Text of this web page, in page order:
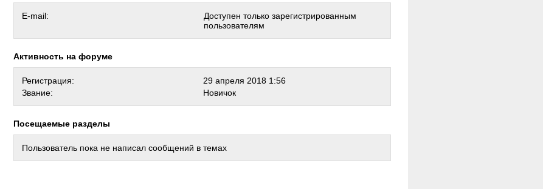
E-mail:
Доступен только зарегистрированным
пользователям
Активность на форуме
Регистрация:
29 апреля 2018 1:56
Звание:
Новичок
Посещаемые разделы
Пользователь пока не написал сообщений в темах